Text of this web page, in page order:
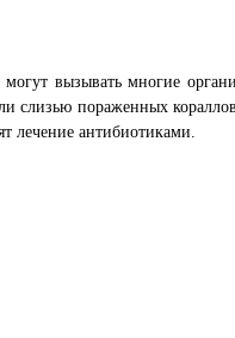
могут вызывать многие
слизью пораженных
лечение антибиотиками.